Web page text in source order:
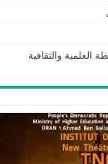
العلمية والثقافية